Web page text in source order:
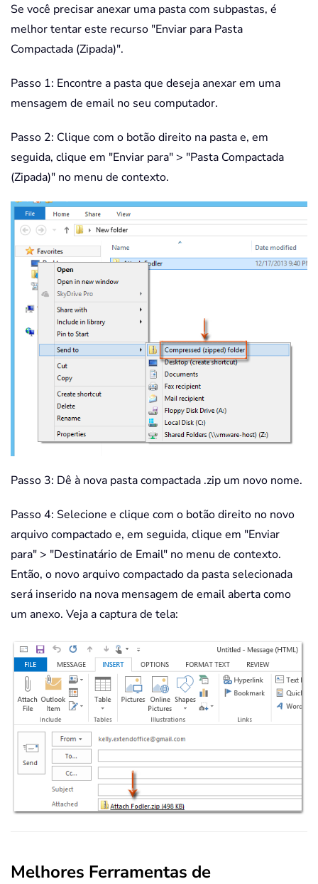
Se você precisar anexar uma pasta com subpastas, é
melhor tentar este recurso "Enviar para Pasta
Compactada (Zipada)".
Passo 1: Encontre a pasta que deseja anexar em uma
mensagem de email no seu computador.
Passo 2: Clique com o botão direito na pasta e, em
seguida, clique em "Enviar para" > "Pasta Compactada
(Zipada)" no menu de contexto.
Passo 3: Dê à nova pasta compactada .zip um novo nome.
Passo 4: Selecione e clique com o botão direito no novo
arquivo compactado e, em seguida, clique em "Enviar
para" > "Destinatário de Email" no menu de contexto.
Então, o novo arquivo compactado da pasta selecionada
será inserido na nova mensagem de email aberta como
um anexo. Veja a captura de tela:
Melhores Ferramentas de